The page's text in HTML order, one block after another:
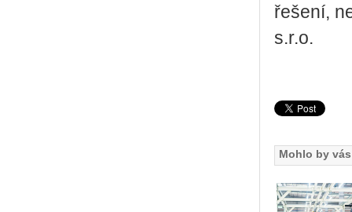
ře­še­ní,
s.r.o.
Mohlo by